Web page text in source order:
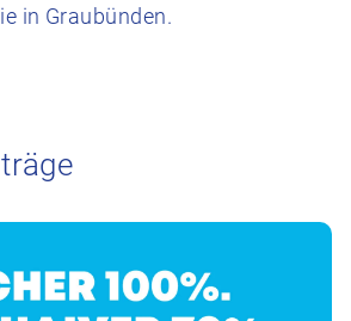
in Graubünden.
70% bekommen – Finden Sie das